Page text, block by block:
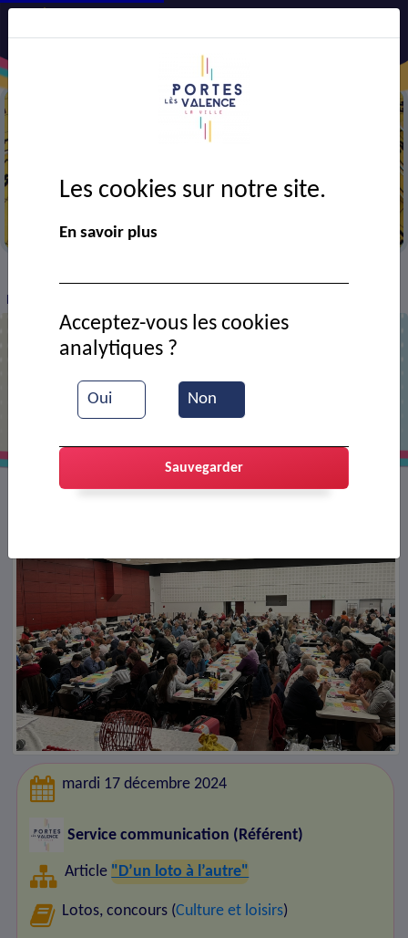
D’un loto à l’autre : le club Croizat
D’un loto à l’autre : le club Croizat
mardi 17 décembre 2024
Service communication (Référent)
Article "D’un loto à l’autre"
Lotos, concours (Culture et loisirs)
Les cookies sur notre site.
En savoir plus
Oui Non
Acceptez-vous les cookies
analytiques ?
Sauvegarder